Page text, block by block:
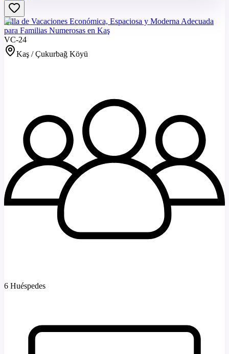
Villa de Vacaciones Económica, Espaciosa y Moderna Adecuada
para Familias Numerosas en Kaş
VC-24
Kaş / Çukurbağ Köyü
6 Huéspedes